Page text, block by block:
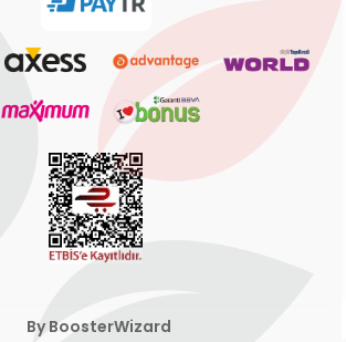
By BoosterWizard